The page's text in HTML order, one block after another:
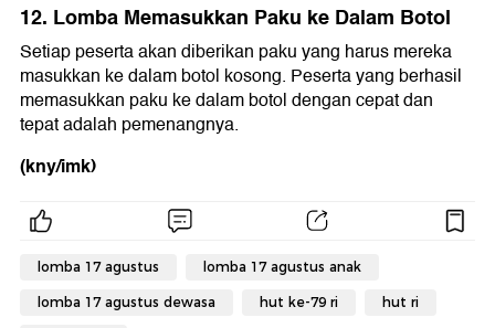
12. Lomba Memasukkan Paku ke Dalam Botol
Setiap peserta akan diberikan paku yang harus mereka
masukkan ke dalam botol kosong. Peserta yang berhasil
memasukkan paku ke dalam botol dengan cepat dan
tepat adalah pemenangnya.
(kny/imk)
lomba 17 agustus lomba 17 agustus anak
lomba 17 agustus dewasa hut ke-79 ri hut ri